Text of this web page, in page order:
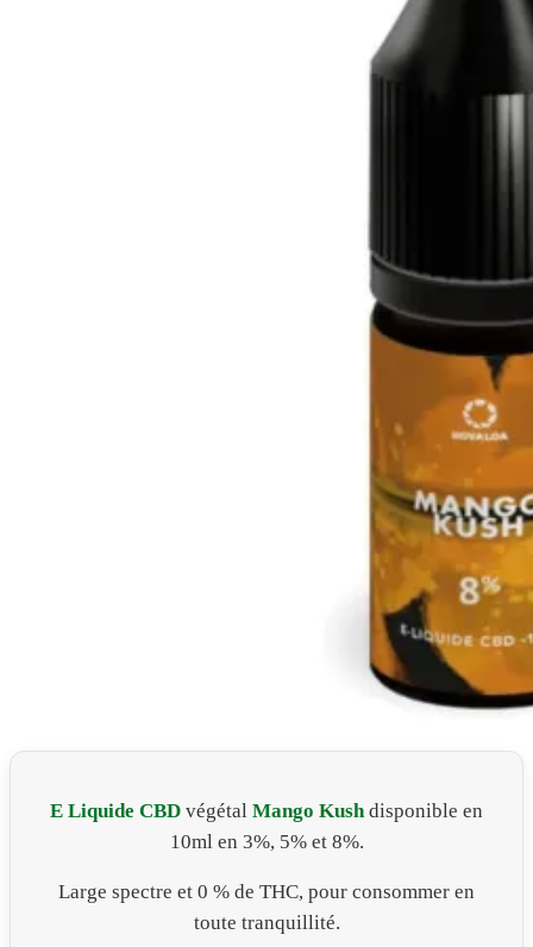
E Liquide CBD végétal Mango Kush disponible en
10ml en 3%, 5% et 8%.
Large spectre et 0 % de THC, pour consommer en
toute tranquillité.